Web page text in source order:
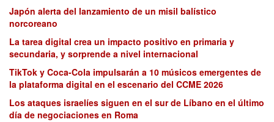
Japón alerta del lanzamiento de un misil balístico
norcoreano
La tarea digital crea un impacto positivo en primaria y
secundaria, y sorprende a nivel internacional
TikTok y Coca-Cola impulsarán a 10 músicos emergentes de
la plataforma digital en el escenario del CCME 2026
Los ataques israelíes siguen en el sur de Líbano en el último
día de negociaciones en Roma